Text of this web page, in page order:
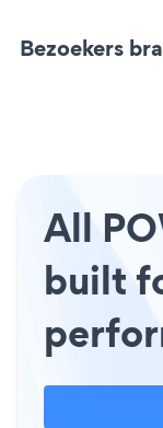
Bezoekers
All
built